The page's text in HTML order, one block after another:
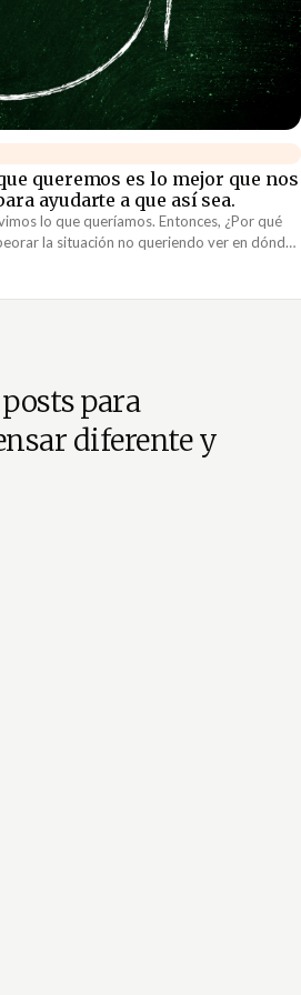
queremos es lo mejor que nos
ayudarte a que así sea.
lo que queríamos. Entonces, ¿Por qué
la situación no queriendo ver en dónde
que cambiar para mejorar la próxima vez?
para
diferente y